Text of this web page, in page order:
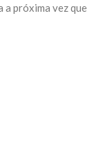
a próxima vez que